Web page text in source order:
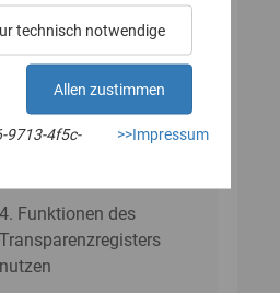
des Nutzerkontos
bestätigen
3. Nutzerdaten angeben
4. Funktionen des
Transparenzregisters
nutzen
technisch notwendige
Allen zustimmen
9713-4f5c-
>>Impressum